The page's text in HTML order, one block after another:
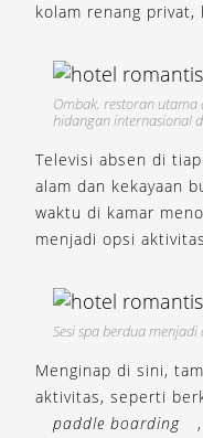
kolam renang privat,
Ombak, restoran
hidangan internasional
Televisi absen di
alam dan kekayaan
waktu di kamar
menjadi opsi
Sesi spa berdua
Menginap di sini,
aktivitas, seperti
paddle boarding